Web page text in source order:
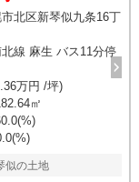
北区新琴似九条16丁
線 麻生 バス11分停
万円 /坪)
㎡
似の土地